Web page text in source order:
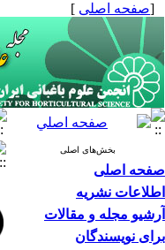
[صفحه اصلی ]
بخش‌های اصلی
صفحه اصلی
اطلاعات نشریه
آرشیو مجله و مقالات
برای نویسندگان